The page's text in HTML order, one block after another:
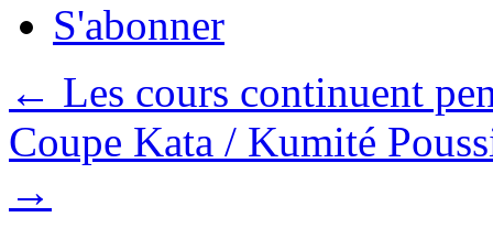
S'abonner
← Les cours continuent
Coupe Kata / Kumité
→